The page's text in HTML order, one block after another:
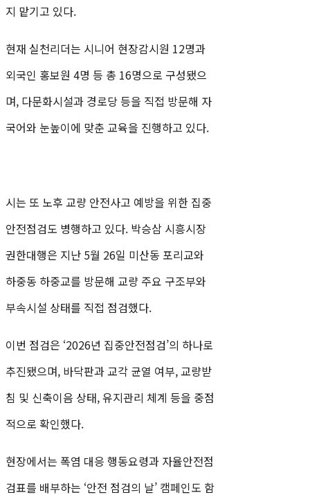
지 맡기고 있다.
현재 실천리더는 시니어 현장감시원 12명과
외국인 홍보원 4명 등 총 16명으로 구성됐으
며, 다문화시설과 경로당 등을 직접 방문해 자
국어와 눈높이에 맞춘 교육을 진행하고 있다.
시는 또 노후 교량 안전사고 예방을 위한 집중
안전점검도 병행하고 있다. 박승삼 시흥시장
권한대행은 지난 5월 26일 미산동 포리교와
하중동 하중교를 방문해 교량 주요 구조부와
부속시설 상태를 직접 점검했다.
이번 점검은 ‘2026년 집중안전점검’의 하나로
추진됐으며, 바닥판과 교각 균열 여부, 교량받
침 및 신축이음 상태, 유지관리 체계 등을 중점
적으로 확인했다.
현장에서는 폭염 대응 행동요령과 자율안전점
검표를 배부하는 ‘안전 점검의 날’ 캠페인도 함